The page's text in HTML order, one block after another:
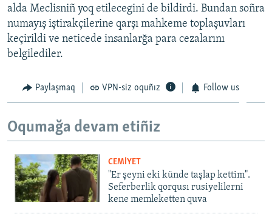
alda Meclisniñ yoq etilecegini de bildirdi. Bundan soñra
numayış iştirakçilerine qarşı mahkeme toplaşuvları
keçirildi ve neticede insanlarğa para cezalarını
belgilediler.
Paylaşmaq VPN-siz oquñız Follow us
Oqumağa devam etiñiz
CEMİYET
"Er şeyni eki künde taşlap kettim".
Seferberlik qorqusı rusiyelilerni
kene memleketten quva